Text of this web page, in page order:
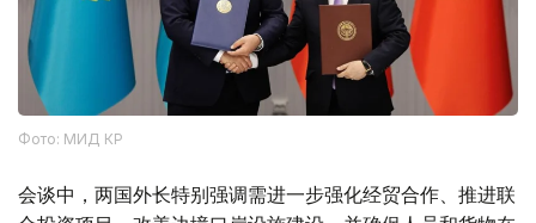
Фото: МИД КР
会谈中，两国外长特别强调需进一步强化经贸合作、推进联